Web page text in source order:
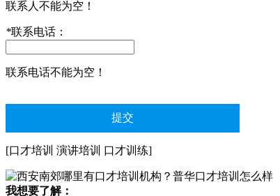
联系人不能为空！
*联系电话：
联系电话不能为空！
[口才培训 演讲培训 口才训练]
我想要了解：